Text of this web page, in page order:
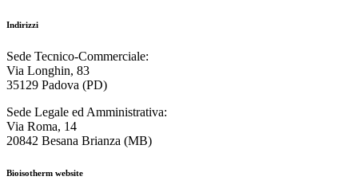
Indirizzi
Sede Tecnico-Commerciale:
Via Longhin, 83
35129 Padova (PD)
Sede Legale ed Amministrativa:
Via Roma, 14
20842 Besana Brianza (MB)
Bioisotherm website